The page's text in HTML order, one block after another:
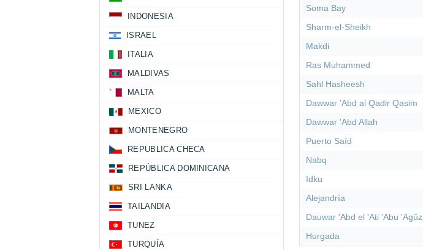
Soma Bay
Sharm-el-Sheikh
Makdi
Ras Muhammed
Sahl Hasheesh
Dawwar 'Abd al Qadir Qasim
Dawwar 'Abd Allah
Puerto Saíd
Nabq
Idku
Alejandría
Dauwar 'Abd el 'Ati 'Abu 'Agûz
Hurgada
INDONESIA
ISRAEL
ITALIA
MALDIVAS
MALTA
MEXICO
MONTENEGRO
REPUBLICA CHECA
REPÚBLICA DOMINICANA
SRI LANKA
TAILANDIA
TUNEZ
TURQUÍA